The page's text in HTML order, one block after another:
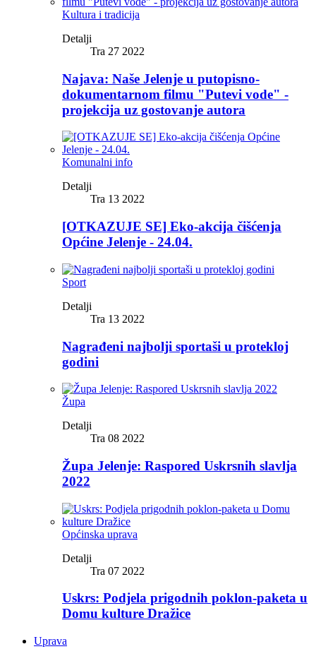
Kultura i tradicija
Detalji
Tra 27 2022
Najava: Naše Jelenje u putopisno-
dokumentarnom filmu "Putevi vode" -
projekcija uz gostovanje autora
Komunalni info
Detalji
Tra 13 2022
[OTKAZUJE SE] Eko-akcija čišćenja
Općine Jelenje - 24.04.
Sport
Detalji
Tra 13 2022
Nagrađeni najbolji sportaši u protekloj
godini
Župa
Detalji
Tra 08 2022
Župa Jelenje: Raspored Uskrsnih slavlja
2022
Općinska uprava
Detalji
Tra 07 2022
Uskrs: Podjela prigodnih poklon-paketa u
Domu kulture Dražice
Uprava